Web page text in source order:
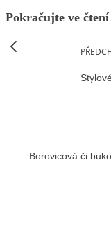
Pokračujte ve čtení
Borovicová či